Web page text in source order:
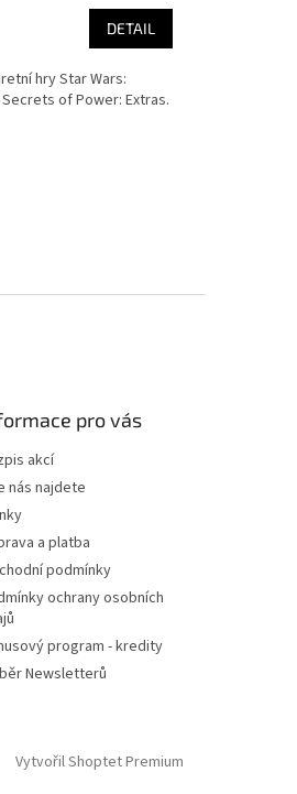
DETAIL
hry Star Wars:
of Power: Extras.
pro vás
akcí
nás najdete
a platba
podmínky
ochrany osobních
program - kredity
Newsletterů
Vytvořil Shoptet Premium